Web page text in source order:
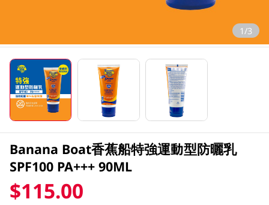
1/3
Banana Boat香蕉船特強運動型防曬乳
SPF100 PA+++ 90ML
$115.00